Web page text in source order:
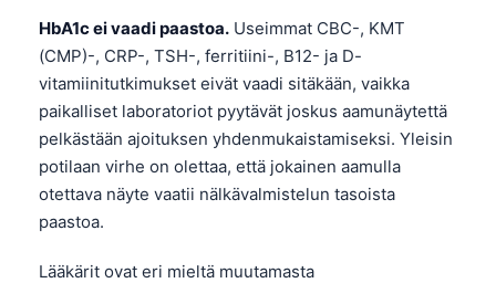
HbA1c ei vaadi paastoa. Useimmat CBC-, KMT
(CMP)-, CRP-, TSH-, ferritiini-, B12- ja D-
vitamiinitutkimukset eivät vaadi sitäkään, vaikka
paikalliset laboratoriot pyytävät joskus aamunäytettä
pelkästään ajoituksen yhdenmukaistamiseksi. Yleisin
potilaan virhe on olettaa, että jokainen aamulla
otettava näyte vaatii nälkävalmistelun tasoista
paastoa.
Lääkärit ovat eri mieltä muutamasta